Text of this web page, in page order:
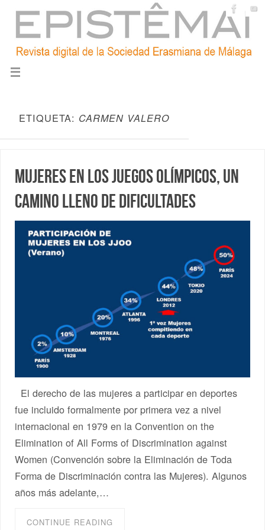
ETIQUETA: CARMEN VALERO
Mujeres en los Juegos Olímpicos, un
camino lleno de dificultades
El derecho de las mujeres a participar en deportes
fue incluido formalmente por primera vez a nivel
internacional en 1979 en la Convention on the
Elimination of All Forms of Discrimination against
Women (Convención sobre la Eliminación de Toda
Forma de Discriminación contra las Mujeres). Algunos
años más adelante,…
CONTINUE READING